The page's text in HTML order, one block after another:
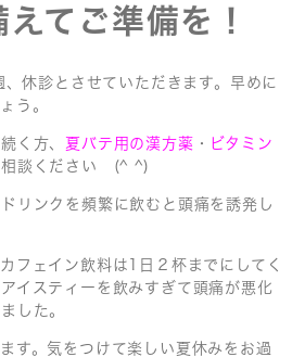
てご準備を！
休診とさせていただきます。早めに
う。
く方、夏バテ用の漢方薬 ・
ビタミン
相談ください (^ ^)
リンクを頻繁に飲むと頭痛を誘発し
フェイン飲料は1日２杯までにしてく
イスティーを飲みすぎて頭痛が悪化
した。
す。気をつけて楽しい夏休みをお過